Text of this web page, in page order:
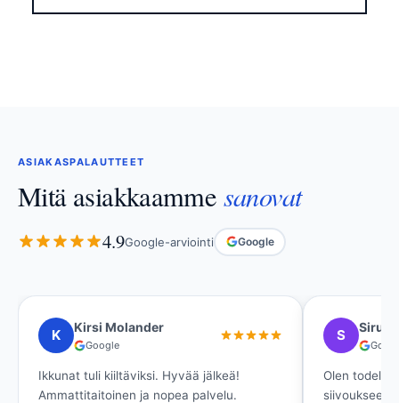
ASIAKASPALAUTTEET
Mitä asiakkaammesanovat
4.9Google-arviointi Google
S Siru K
Google
Olen todella tyytyväinen asunnon
siivoukseen! Ystävällinen viestintä,
R Ritva
Google
Ikkunat ovat
Loistava